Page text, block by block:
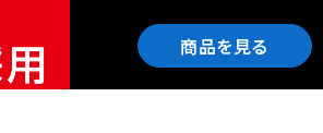
商品を見る